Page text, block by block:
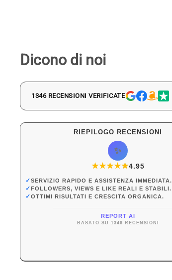
Dicono di noi
1346 RECENSIONI VERIFICATE
RIEPILOGO RECENSIONI
✨
★★★★★
★4.95
✓SERVIZIO RAPIDO E ASSISTENZA IMMEDIATA.
✓FOLLOWERS, VIEWS E LIKE REALI E STABILI.
✓OTTIMI RISULTATI E CRESCITA ORGANICA.
REPORT AI
BASATO SU 1346 RECENSIONI